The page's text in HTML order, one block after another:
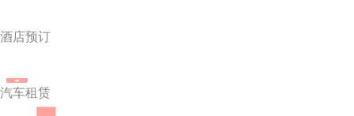
酒店预订
汽车租赁